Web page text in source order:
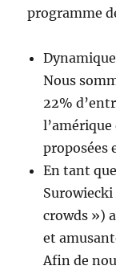
programme
Nous
22%
proposées
En tant
crowds »)
et
Afin de